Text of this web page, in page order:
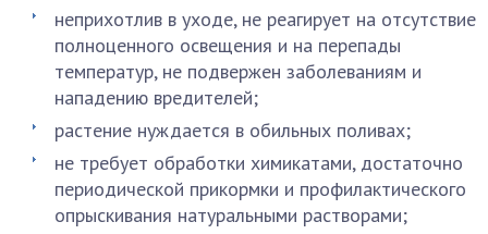
неприхотлив в уходе, не реагирует на отсутствие
полноценного освещения и на перепады
температур, не подвержен заболеваниям и
нападению вредителей;
растение нуждается в обильных поливах;
не требует обработки химикатами, достаточно
периодической прикормки и профилактического
опрыскивания натуральными растворами;